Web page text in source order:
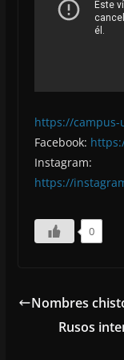
https://campus-
Facebook:
Instagram:
https://
0
Nombres
Rusos